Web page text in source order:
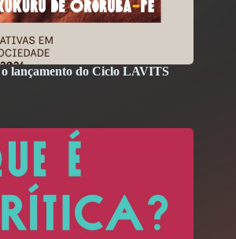
lançamento do Ciclo LAVITS